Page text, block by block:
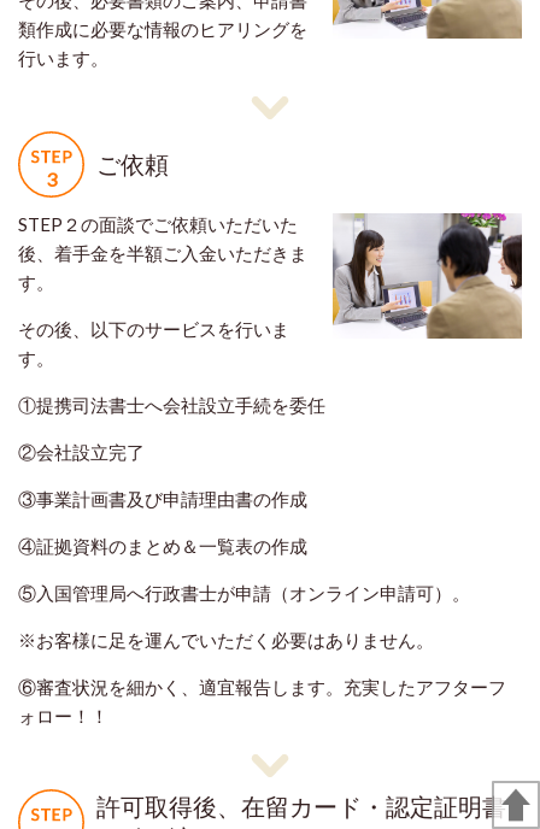
類作成に必要な情報のヒアリングを
行います。
ご依頼
STEP２の面談でご依頼いただいた
後、着手金を半額ご入金いただきま
す。
その後、以下のサービスを行いま
す。
①提携司法書士へ会社設立手続を委任
②会社設立完了
③事業計画書及び申請理由書の作成
④証拠資料のまとめ＆一覧表の作成
⑤入国管理局へ行政書士が申請（オンライン申請可）。
※お客様に足を運んでいただく必要はありません。
⑥審査状況を細かく、適宜報告します。充実したアフターフ
ォロー！！
許可取得後、在留カード・認定証明書